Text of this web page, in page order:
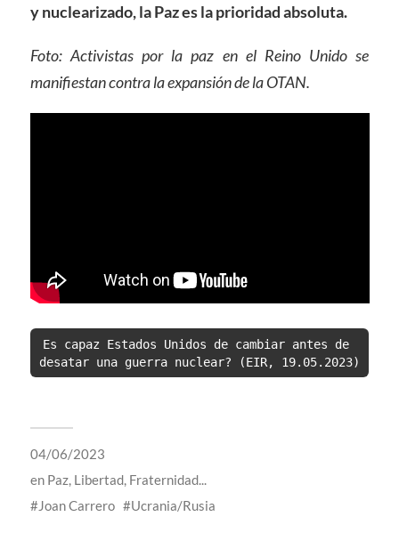
y nuclearizado, la Paz es la prioridad absoluta.
Foto:Activistas por la paz en el Reino Unido se
manifiestan contra la expansión de la OTAN.
Es capaz Estados Unidos de cambiar antes de
desatar una guerra nuclear? (EIR, 19.05.2023)
04/06/2023
en Paz, Libertad, Fraternidad...
Joan Carrero
Ucrania/Rusia